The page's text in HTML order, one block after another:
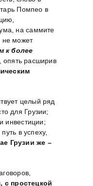
Помпео в
на саммите
не может
к более
опять расширив
целый ряд
для Грузии;
инвестиции;
в успеху,
Грузии же –
с простецкой